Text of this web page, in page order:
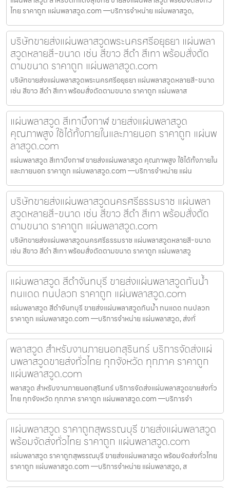
ไทย ราคาถูก แผ่นพลาสวูด.com —บริการจำหน่าย แผ่นพลาสวูด,
บริษัทขายส่งแผ่นพลาสวูดพระนครศรีอยุธยา แผ่นพลา
สวูดหลายสี-ขนาด เช่น สีขาว สีดำ สีเทา พร้อมสั่งตัด
ตามขนาด ราคาถูก แผ่นพลาสวูด.com
บริษัทขายส่งแผ่นพลาสวูดพระนครศรีอยุธยา แผ่นพลาสวูดหลายสี-ขนาด
เช่น สีขาว สีดำ สีเทา พร้อมสั่งตัดตามขนาด ราคาถูก แผ่นพลาส
แผ่นพลาสวูด สีเทาบึงกาฬ ขายส่งแผ่นพลาสวูด
คุณภาพสูง ใช้ได้ทั้งภายในและภายนอก ราคาถูก แผ่นพ
ลาสวูด.com
แผ่นพลาสวูด สีเทาบึงกาฬ ขายส่งแผ่นพลาสวูด คุณภาพสูง ใช้ได้ทั้งภายใน
และภายนอก ราคาถูก แผ่นพลาสวูด.com —บริการจำหน่าย แผ่น
บริษัทขายส่งแผ่นพลาสวูดนครศรีธรรมราช แผ่นพลา
สวูดหลายสี-ขนาด เช่น สีขาว สีดำ สีเทา พร้อมสั่งตัด
ตามขนาด ราคาถูก แผ่นพลาสวูด.com
บริษัทขายส่งแผ่นพลาสวูดนครศรีธรรมราช แผ่นพลาสวูดหลายสี-ขนาด
เช่น สีขาว สีดำ สีเทา พร้อมสั่งตัดตามขนาด ราคาถูก แผ่นพลาสวู
แผ่นพลาสวูด สีดำจันทบุรี ขายส่งแผ่นพลาสวูดกันน้ำ
ทนแดด ทนปลวก ราคาถูก แผ่นพลาสวูด.com
แผ่นพลาสวูด สีดำจันทบุรี ขายส่งแผ่นพลาสวูดกันน้ำ ทนแดด ทนปลวก
ราคาถูก แผ่นพลาสวูด.com —บริการจำหน่าย แผ่นพลาสวูด, ส่งทั่
พลาสวูด สำหรับงานภายนอกสุรินทร์ บริการจัดส่งแผ่
นพลาสวูดขายส่งทั่วไทย ทุกจังหวัด ทุกภาค ราคาถูก
แผ่นพลาสวูด.com
พลาสวูด สำหรับงานภายนอกสุรินทร์ บริการจัดส่งแผ่นพลาสวูดขายส่งทั่ว
ไทย ทุกจังหวัด ทุกภาค ราคาถูก แผ่นพลาสวูด.com —บริการจำ
แผ่นพลาสวูด ราคาถูกสุพรรณบุรี ขายส่งแผ่นพลาสวูด
พร้อมจัดส่งทั่วไทย ราคาถูก แผ่นพลาสวูด.com
แผ่นพลาสวูด ราคาถูกสุพรรณบุรี ขายส่งแผ่นพลาสวูด พร้อมจัดส่งทั่วไทย
ราคาถูก แผ่นพลาสวูด.com —บริการจำหน่าย แผ่นพลาสวูด, ส